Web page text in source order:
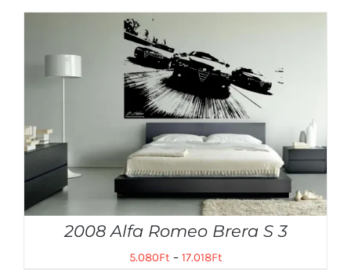
2008 Alfa Romeo Brera S 3
5.080Ft– 17.018Ft